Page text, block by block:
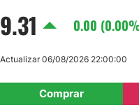
AUD/USD
9.31 0.00
Comprar
Actualizar 06/08/2026 22:00:00